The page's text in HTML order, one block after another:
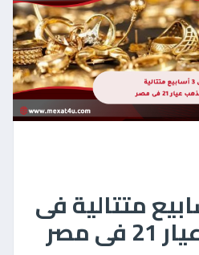
3 أسابيع متتالية فى
مصر